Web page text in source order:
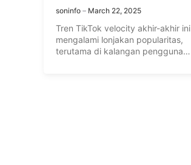
Gen Z
soninfo March 22, 2025
Tren TikTok velocity akhir-akhir ini
mengalami lonjakan popularitas,
terutama di kalangan pengguna